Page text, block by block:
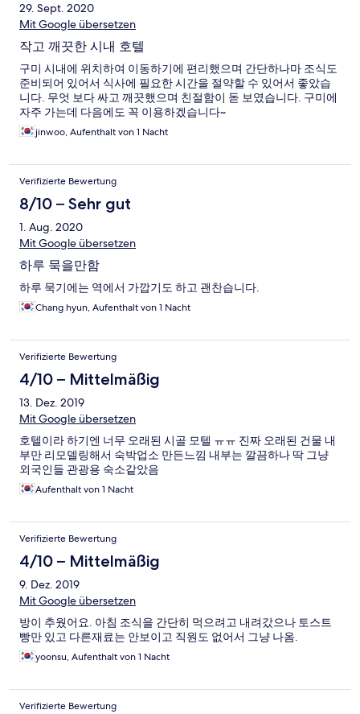
29. Sept. 2020
Mit Google übersetzen
작고 깨끗한 시내 호텔
구미 시내에 위치하여 이동하기에 편리했으며 간단하나마 조식도
준비되어 있어서 식사에 필요한 시간을 절약할 수 있어서 좋았습
니다. 무엇 보다 싸고 깨끗했으며 친절함이 돋 보였습니다. 구미에
자주 가는데 다음에도 꼭 이용하겠습니다~
jinwoo, Aufenthalt von 1 Nacht
Verifizierte Bewertung
8/10 – Sehr gut
1. Aug. 2020
Mit Google übersetzen
하루 묵을만함
하루 묵기에는 역에서 가깝기도 하고 괜찬습니다.
Chang hyun, Aufenthalt von 1 Nacht
Verifizierte Bewertung
4/10 – Mittelmäßig
13. Dez. 2019
Mit Google übersetzen
호텔이라 하기엔 너무 오래된 시골 모텔 ㅠㅠ 진짜 오래된 건물 내
부만 리모델링해서 숙박업소 만든느낌 내부는 깔끔하나 딱 그냥
외국인들 관광용 숙소같았음
Aufenthalt von 1 Nacht
Verifizierte Bewertung
4/10 – Mittelmäßig
9. Dez. 2019
Mit Google übersetzen
방이 추웠어요. 아침 조식을 간단히 먹으려고 내려갔으나 토스트
빵만 있고 다른재료는 안보이고 직원도 없어서 그냥 나옴.
yoonsu, Aufenthalt von 1 Nacht
Verifizierte Bewertung